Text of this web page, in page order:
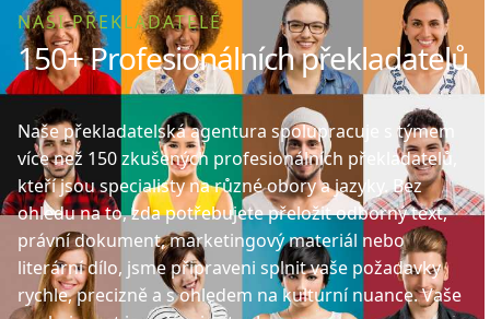
NAŠI PŘEKLADATELÉ
150+ Profesionálních překladatelů
Naše překladatelská agentura spolupracuje s týmem
více než 150 zkušených profesionálních překladatelů,
kteří jsou specialisty na různé obory a jazyky. Bez
ohledu na to, zda potřebujete přeložit odborný text,
právní dokument, marketingový materiál nebo
literární dílo, jsme připraveni splnit vaše požadavky
rychle, precizně a s ohledem na kulturní nuance. Vaše